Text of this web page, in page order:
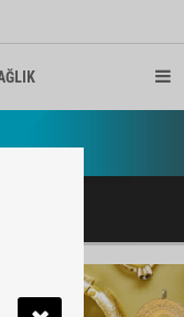
ve Arabulucu